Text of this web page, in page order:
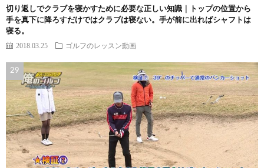
切り返しでクラブを寝かすために必要な正しい知識｜トップの位置から
手を真下に降ろすだけではクラブは寝ない。手が前に出ればシャフトは
寝る。
2018.03.25 ゴルフのレッスン動画